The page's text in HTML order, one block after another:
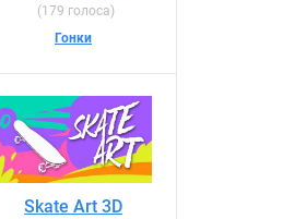
(179 голоса)
Гонки
Skate Art 3D